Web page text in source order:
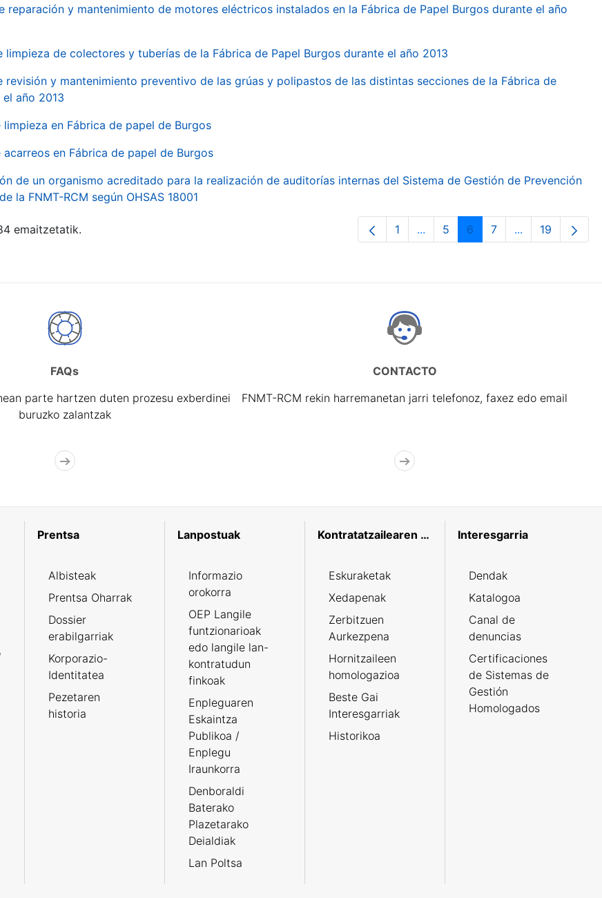
reparación y mantenimiento de motores eléctricos instalados en la Fábrica de Papel Burgos durante el año
limpieza de colectores y tuberías de la Fábrica de Papel Burgos durante el año 2013
revisión y mantenimiento preventivo de las grúas y polipastos de las distintas secciones de la Fábrica de
año 2013
limpieza en Fábrica de papel de Burgos
acarreos en Fábrica de papel de Burgos
de un organismo acreditado para la realización de auditorías internas del Sistema de Gestión de Prevención
la FNMT-RCM según OHSAS 18001
emaitzetatik. Orrialdea
1 ...Intermediate Pages Use TAB to
Orrialdea
5 Orrialdea
6 Orrialdea
7 ...Intermediate
Orrialdea
19
FAQs
parte hartzen duten prozesu exberdinei
buruzko zalantzak
CONTACTO
FNMT-RCM rekin harremanetan jarri telefonoz, faxez edo email
Prentsa
Albisteak
Prentsa Oharrak
Dossier
erabilgarriak
Korporazio-
Identitatea
Pezetaren
historia
Lanpostuak
Informazio
orokorra
OEP Langile
funtzionarioak
edo langile lan-
kontratudun
finkoak
Enpleguaren
Eskaintza
Publikoa /
Enplegu
Iraunkorra
Denboraldi
Baterako
Plazetarako
Deialdiak
Lan Poltsa
Kontratatzailearen profila
Eskuraketak
Xedapenak
Zerbitzuen
Aurkezpena
Hornitzaileen
homologazioa
Beste Gai
Interesgarriak
Historikoa
Interesgarria
Dendak
Katalogoa
Canal de
denuncias
Certificaciones
de Sistemas de
Gestión
Homologados